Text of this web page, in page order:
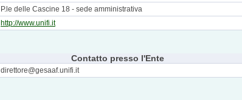
P.le delle Cascine 18 - sede amministrativa
http://www.unifi.it
Contatto presso l'Ente
direttore@gesaaf.unifi.it